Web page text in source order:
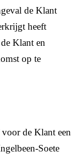
de Klant
heeft
Klant en
op te
de Klant een
Soete